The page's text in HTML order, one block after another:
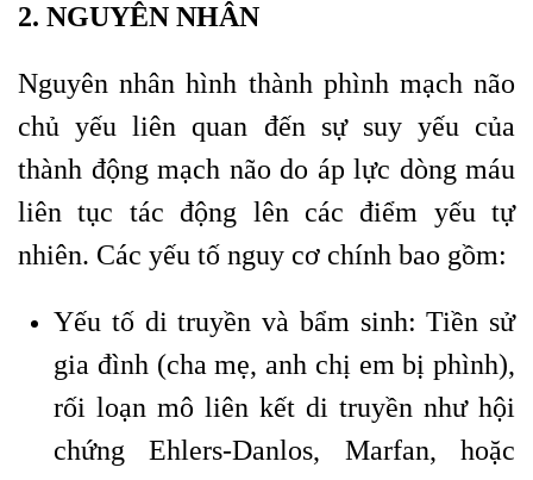
2. NGUYÊN NHÂN
Nguyên nhân hình thành phình mạch não
chủ yếu liên quan đến sự suy yếu của
thành động mạch não do áp lực dòng máu
liên tục tác động lên các điểm yếu tự
nhiên. Các yếu tố nguy cơ chính bao gồm:
Yếu tố di truyền và bẩm sinh: Tiền sử
gia đình (cha mẹ, anh chị em bị phình),
rối loạn mô liên kết di truyền như hội
chứng Ehlers-Danlos, Marfan, hoặc